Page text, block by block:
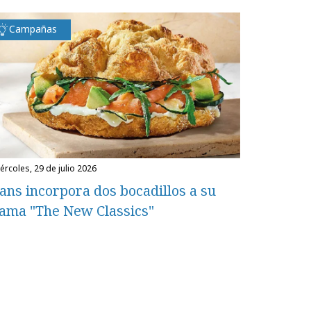
Campañas
29 de julio 2026
incorpora dos bocadillos a su
"The New Classics"